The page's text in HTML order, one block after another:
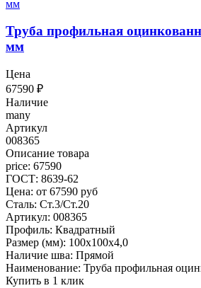
Труба профильная
мм
Цена
67590 ₽
Наличие
many
Артикул
008365
Описание товара
price: 67590
ГОСТ: 8639-62
Цена: от 67590 руб
Сталь: Ст.3/Ст.20
Артикул: 008365
Профиль: Квадратный
Размер (мм): 100x100x4,0
Наличие шва: Прямой
Наименование: Труба профильная
Купить в 1 клик